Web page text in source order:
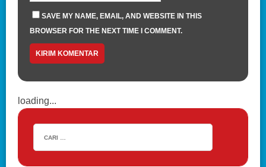
SAVE MY NAME, EMAIL, AND WEBSITE IN THIS
BROWSER FOR THE NEXT TIME I COMMENT.
loading...